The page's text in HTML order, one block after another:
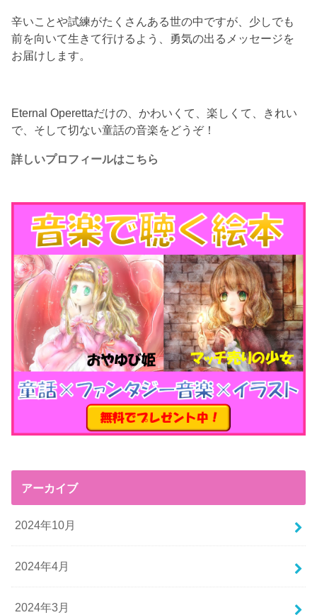
辛いことや試練がたくさんある世の中ですが、少しでも
前を向いて生きて行けるよう、勇気の出るメッセージを
お届けします。
Eternal Operettaだけの、かわいくて、楽しくて、きれい
で、そして切ない童話の音楽をどうぞ！
詳しいプロフィールはこちら
アーカイブ
2024年10月
2024年4月
2024年3月